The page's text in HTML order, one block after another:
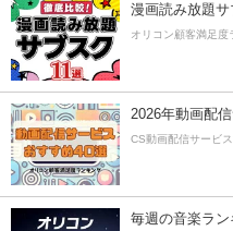
漫画読み放題サ
オリコン顧客満足度
2026年動画配
CS動画配信サービ
毎週の音楽ラ